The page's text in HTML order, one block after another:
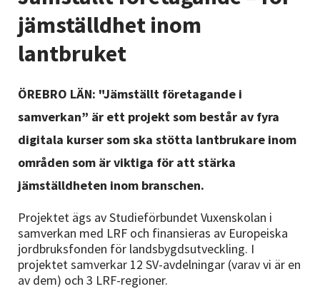
Nyheter
jämställdhet inom
lantbruket
ÖREBRO LÄN: "Jämställt företagande i
samverkan” är ett projekt som består av fyra
digitala kurser som ska stötta lantbrukare inom
områden som är viktiga för att stärka
jämställdheten inom branschen.
Projektet ägs av Studieförbundet Vuxenskolan i
samverkan med LRF och finansieras av Europeiska
jordbruksfonden för landsbygdsutveckling. I
projektet samverkar 12 SV-avdelningar (varav vi är en
av dem) och 3 LRF-regioner.